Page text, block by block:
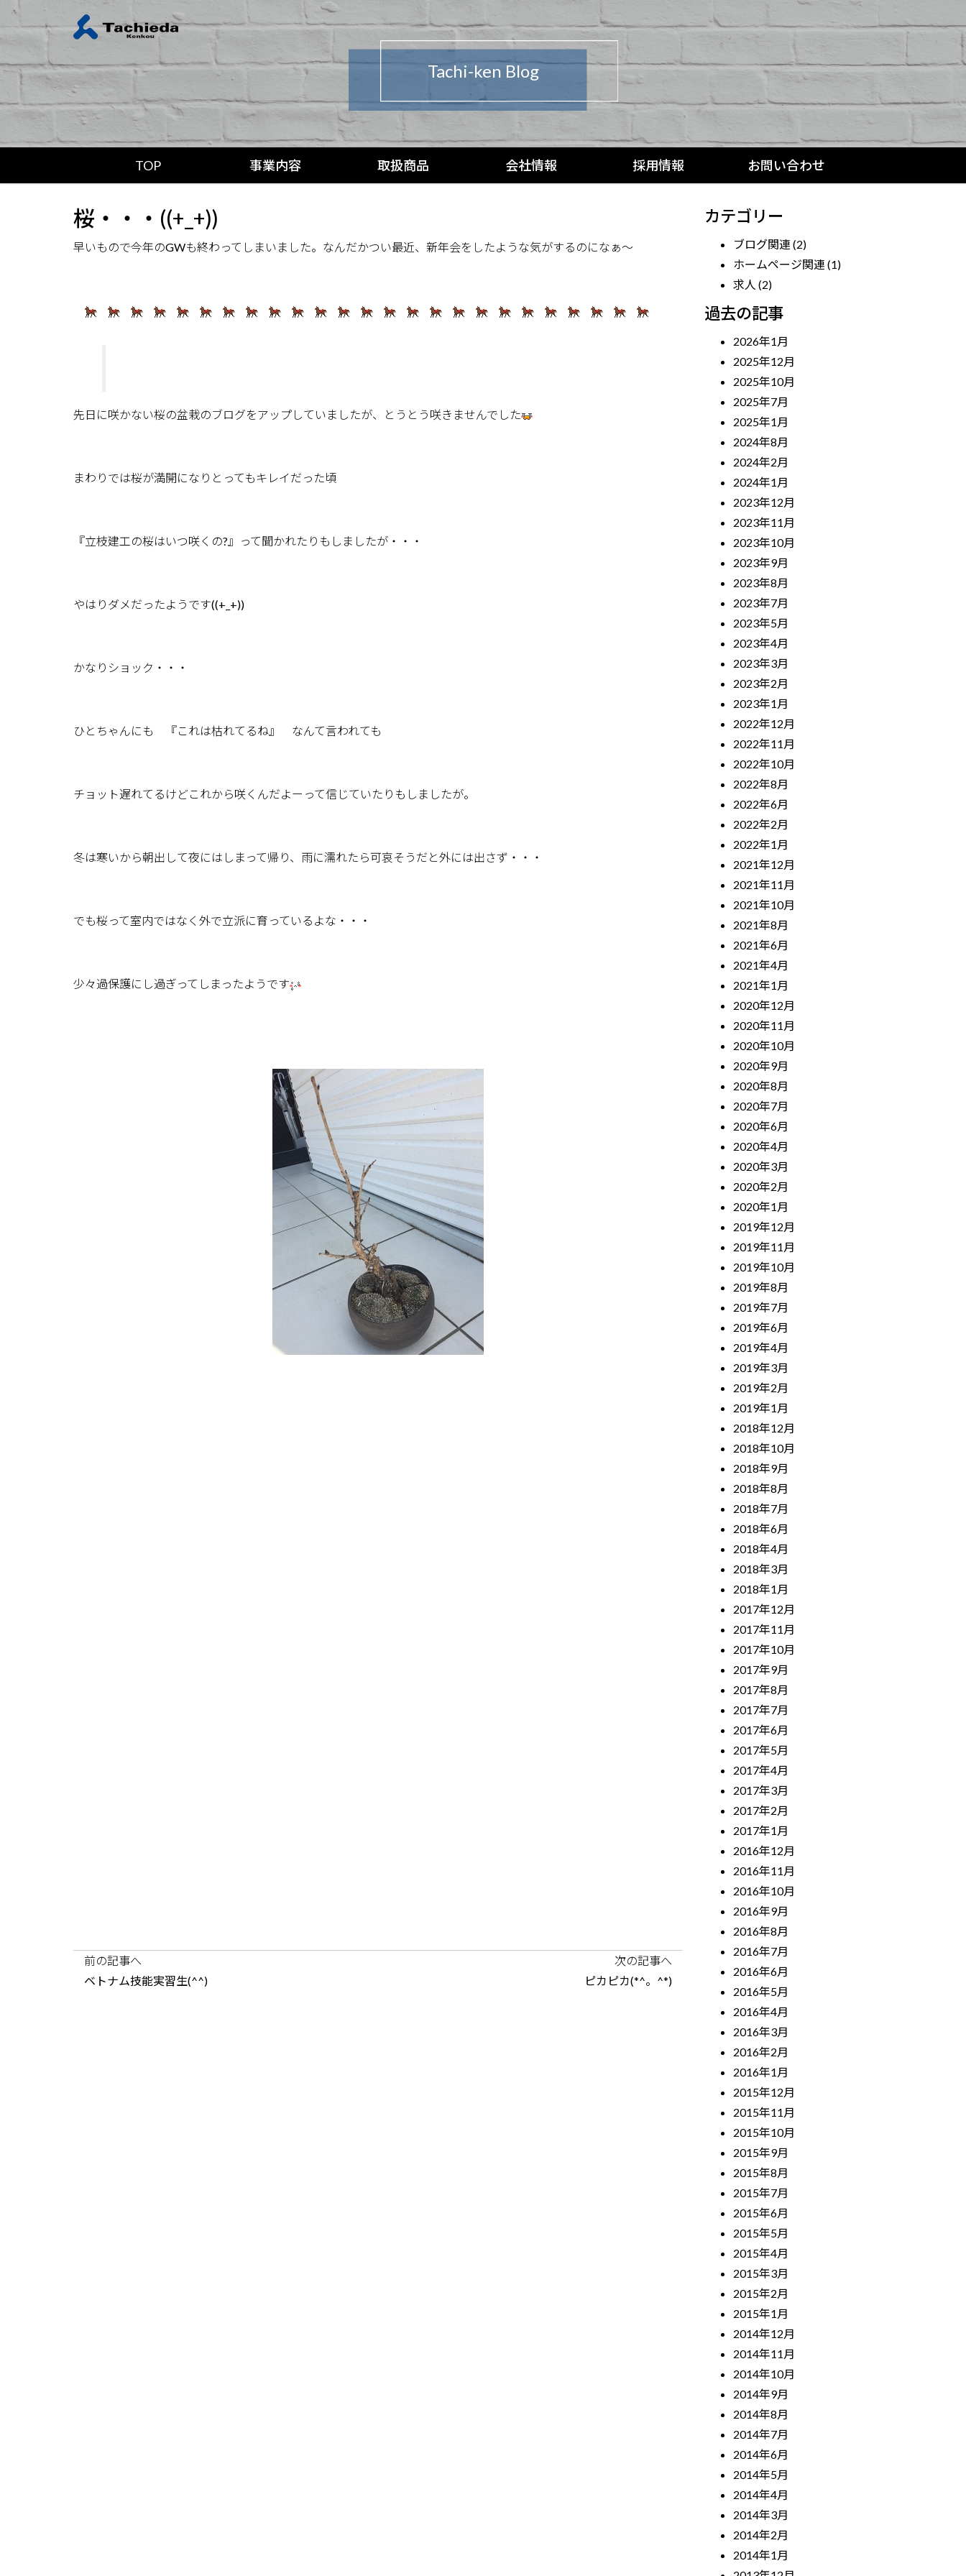
Tachi-ken Blog
TOP 事業内容 取扱商品 会社情報 採用情報 お問い合わせ
桜・・・((+_+))
早いもので今年のGWも終わってしまいました。なんだかつい最近、新年会をしたような気がするのになぁ～
先日に咲かない桜の盆栽のブログをアップしていましたが、とうとう咲きませんでした
まわりでは桜が満開になりとってもキレイだった頃
『立枝建工の桜はいつ咲くの?』って聞かれたりもしましたが・・・
やはりダメだったようです((+_+))
かなりショック・・・
ひとちゃんにも 『これは枯れてるね』 なんて言われても
チョット遅れてるけどこれから咲くんだよーって信じていたりもしましたが。
冬は寒いから朝出して夜にはしまって帰り、雨に濡れたら可哀そうだと外には出さず・・・
でも桜って室内ではなく外で立派に育っているよな・・・
少々過保護にし過ぎってしまったようです
前の記事へ
ベトナム技能実習生(^^)
次の記事へ
ピカピカ(*^。^*)
カテゴリー
ブログ関連 (2)
ホームページ関連 (1)
求人 (2)
過去の記事
2026年1月
2025年12月
2025年10月
2025年7月
2025年1月
2024年8月
2024年2月
2024年1月
2023年12月
2023年11月
2023年10月
2023年9月
2023年8月
2023年7月
2023年5月
2023年4月
2023年3月
2023年2月
2023年1月
2022年12月
2022年11月
2022年10月
2022年8月
2022年6月
2022年2月
2022年1月
2021年12月
2021年11月
2021年10月
2021年8月
2021年6月
2021年4月
2021年1月
2020年12月
2020年11月
2020年10月
2020年9月
2020年8月
2020年7月
2020年6月
2020年4月
2020年3月
2020年2月
2020年1月
2019年12月
2019年11月
2019年10月
2019年8月
2019年7月
2019年6月
2019年4月
2019年3月
2019年2月
2019年1月
2018年12月
2018年10月
2018年9月
2018年8月
2018年7月
2018年6月
2018年4月
2018年3月
2018年1月
2017年12月
2017年11月
2017年10月
2017年9月
2017年8月
2017年7月
2017年6月
2017年5月
2017年4月
2017年3月
2017年2月
2017年1月
2016年12月
2016年11月
2016年10月
2016年9月
2016年8月
2016年7月
2016年6月
2016年5月
2016年4月
2016年3月
2016年2月
2016年1月
2015年12月
2015年11月
2015年10月
2015年9月
2015年8月
2015年7月
2015年6月
2015年5月
2015年4月
2015年3月
2015年2月
2015年1月
2014年12月
2014年11月
2014年10月
2014年9月
2014年8月
2014年7月
2014年6月
2014年5月
2014年4月
2014年3月
2014年2月
2014年1月